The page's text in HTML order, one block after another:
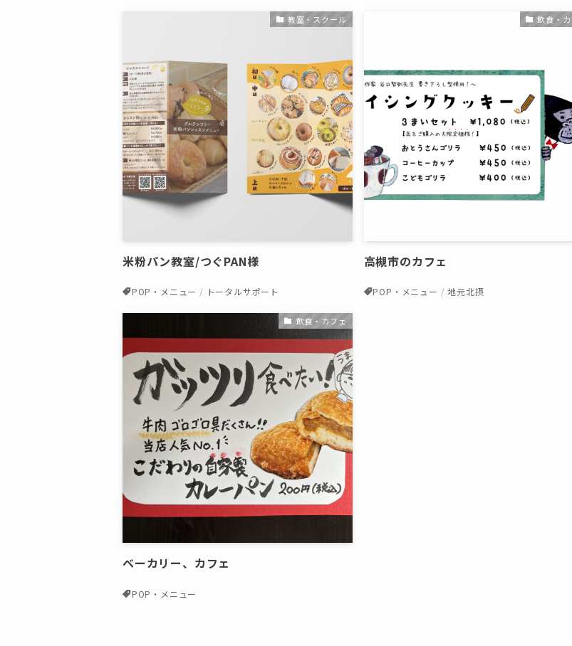
教室・スクール
米粉パン教室/つぐPAN様
POP・メニュー トータルサポート
飲食・カ
高槻市のカフェ
POP・メニュー 地元北摂
飲食・カフェ
ベーカリー、カフェ
POP・メニュー